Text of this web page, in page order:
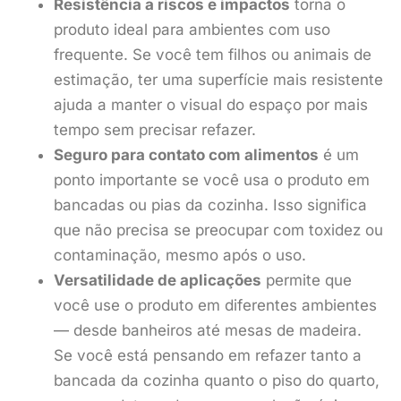
Resistência a riscos e impactos torna o
produto ideal para ambientes com uso
frequente. Se você tem filhos ou animais de
estimação, ter uma superfície mais resistente
ajuda a manter o visual do espaço por mais
tempo sem precisar refazer.
Seguro para contato com alimentos é um
ponto importante se você usa o produto em
bancadas ou pias da cozinha. Isso significa
que não precisa se preocupar com toxidez ou
contaminação, mesmo após o uso.
Versatilidade de aplicações permite que
você use o produto em diferentes ambientes
— desde banheiros até mesas de madeira.
Se você está pensando em refazer tanto a
bancada da cozinha quanto o piso do quarto,